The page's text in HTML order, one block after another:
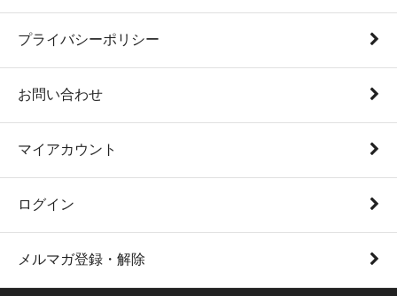
プライバシーポリシー
お問い合わせ
マイアカウント
ログイン
メルマガ登録・解除